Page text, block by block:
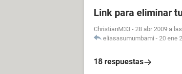
Link para eliminar
ChristianM33 - 28 abr 2009 a
eliasasumumbami - 20 ene
18 respuestas